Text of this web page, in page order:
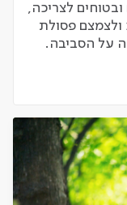
ובטוחים לצריכה,
פסולת
על הסביבה.